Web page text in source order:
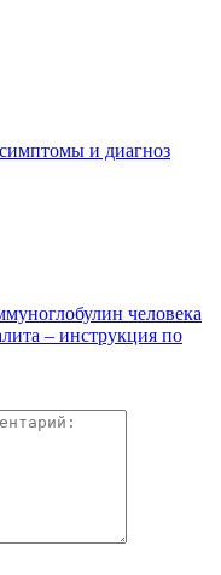
и диагноз
человека
– инструкция по